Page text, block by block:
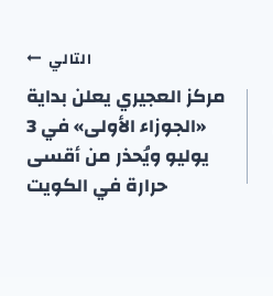
التالي
مركز العجيري يعلن بداية
«الجوزاء الأولى» في 3
يوليو ويُحذر من أقسى
حرارة في الكويت